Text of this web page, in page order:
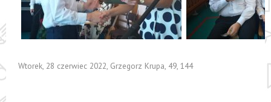
Wtorek, 28 czerwiec 2022, Grzegorz Krupa, 49, 144